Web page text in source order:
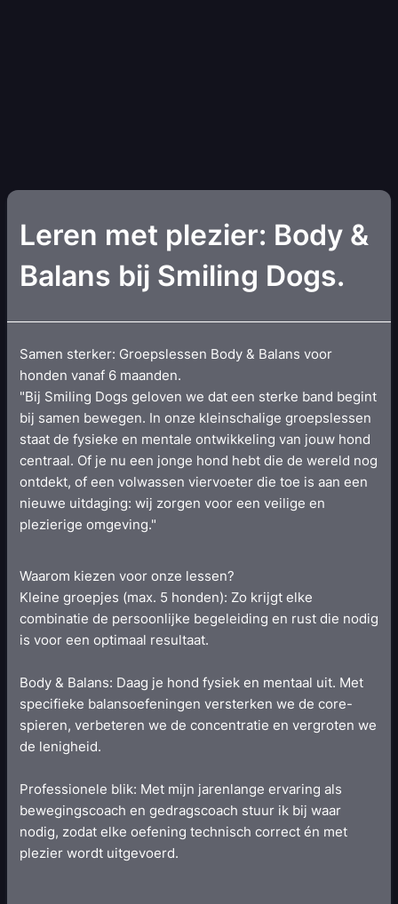
Leren met plezier: Body &
Balans bij Smiling Dogs.
Samen sterker: Groepslessen Body & Balans voor
honden vanaf 6 maanden.
"Bij Smiling Dogs geloven we dat een sterke band begint
bij samen bewegen. In onze kleinschalige groepslessen
staat de fysieke en mentale ontwikkeling van jouw hond
centraal. Of je nu een jonge hond hebt die de wereld nog
ontdekt, of een volwassen viervoeter die toe is aan een
nieuwe uitdaging: wij zorgen voor een veilige en
plezierige omgeving."
Waarom kiezen voor onze lessen?
Kleine groepjes (max. 5 honden): Zo krijgt elke
combinatie de persoonlijke begeleiding en rust die nodig
is voor een optimaal resultaat.
Body & Balans: Daag je hond fysiek en mentaal uit. Met
specifieke balansoefeningen versterken we de core-
spieren, verbeteren we de concentratie en vergroten we
de lenigheid.
Professionele blik: Met mijn jarenlange ervaring als
bewegingscoach en gedragscoach stuur ik bij waar
nodig, zodat elke oefening technisch correct én met
plezier wordt uitgevoerd.